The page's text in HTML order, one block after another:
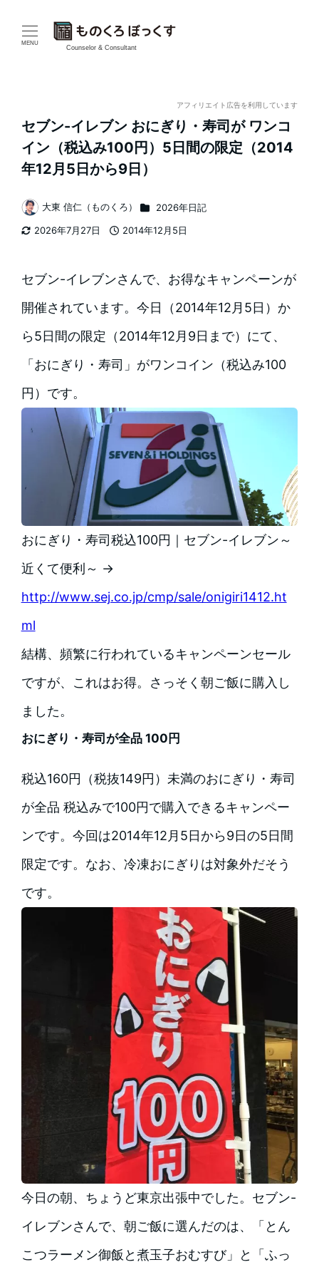
MENU
Counselor & Consultant
アフィリエイト広告を利用しています
セブン-イレブン おにぎり・寿司が ワンコ
イン（税込み100円）5日間の限定（2014
年12月5日から9日）
2026年7月27日
2014年12月5日
著
者
大東 信仁（ものくろ） カテゴリー
2026年日記
セブン-イレブンさんで、お得なキャンペーンが
開催されています。今日（2014年12月5日）か
ら5日間の限定（2014年12月9日まで）にて、
「おにぎり・寿司」がワンコイン（税込み100
円）です。
おにぎり・寿司税込100円｜セブン-イレブン～
近くて便利～ →
http://www.sej.co.jp/cmp/sale/onigiri1412.ht
ml
結構、頻繁に行われているキャンペーンセール
ですが、これはお得。さっそく朝ご飯に購入し
ました。
おにぎり・寿司が全品 100円
税込160円（税抜149円）未満のおにぎり・寿司
が全品 税込みで100円で購入できるキャンペー
ンです。今回は2014年12月5日から9日の5日間
限定です。なお、冷凍おにぎりは対象外だそう
です。
今日の朝、ちょうど東京出張中でした。セブン-
イレブンさんで、朝ご飯に選んだのは、「とん
こつラーメン御飯と煮玉子おむすび」と「ふっ